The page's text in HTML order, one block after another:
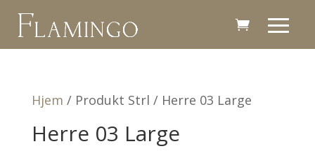
Hjem / Produkt Strl / Herre 03 Large
Herre 03 Large